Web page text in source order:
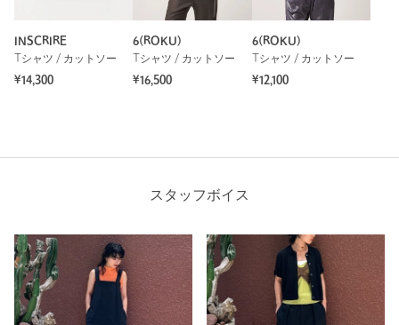
INSCRIRE
Tシャツ / カットソー
¥14,300
6(ROKU)
Tシャツ / カットソー
¥16,500
6(ROKU)
Tシャツ / カットソー
¥12,100
スタッフボイス